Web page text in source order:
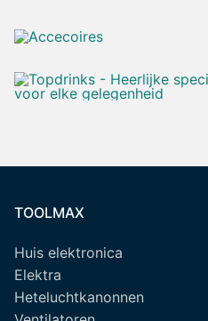
TOOLMAX
Huis elektronica
Elektra
Heteluchtkanonnen